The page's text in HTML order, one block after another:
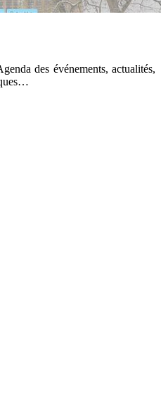
des événements, actualités,